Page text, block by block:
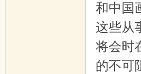
和中国
这些从
将会时
的不可